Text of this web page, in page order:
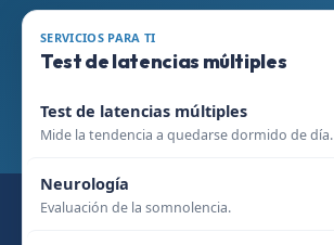
SERVICIOS PARA TI
Test de latencias múltiples
Test de latencias múltiples
Mide la tendencia a quedarse dormido de día.
Neurología
Evaluación de la somnolencia.